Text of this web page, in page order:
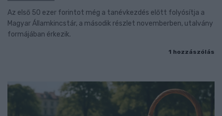
Az első 50 ezer forintot még a tanévkezdés előtt folyósítja a
Magyar Államkincstár, a második részlet novemberben, utalvány
formájában érkezik.
1 hozzászólás